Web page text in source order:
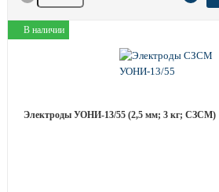
В наличии
Электроды УОНИ-13/55 (2,5 мм; 3 кг; СЗСМ)